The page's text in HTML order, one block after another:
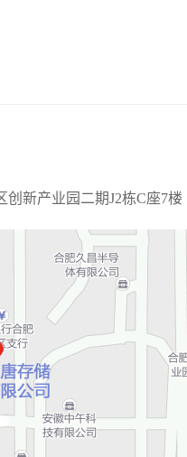
新产业园二期J2栋C座7楼